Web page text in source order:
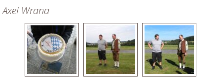
Axel Wrana